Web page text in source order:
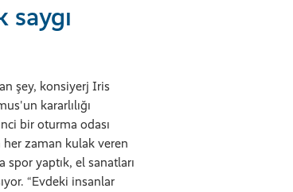
şey, konsiyerj Iris
kararlılığı
bir oturma odası
her zaman kulak veren
yaptık, el sanatları
“Evdeki insanlar